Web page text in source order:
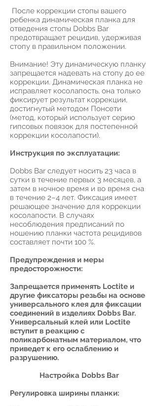
После коррекции стопы вашего
ребенка динамическая планка для
отведения стопы Dobbs Bar
предотвращает рецидив, удерживая
стопу в правильном положении.
Внимание! Эту динамическую планку
запрещается надевать на стопу до ее
коррекции. Динамическая планка не
исправляет косолапость, она только
фиксирует результат коррекции,
достигнутый методом Понсети
(метод, который использует серию
гипсовых повязок для постепенной
коррекции косолапости).
Инструкция по эксплуатации:
Dobbs Bar следует носить 23 часа в
сутки в течение первых 3 месяцев, а
затем в ночное время и во время сна
в течение 2–4 лет. Фиксация имеет
решающее значение для коррекции
косолапости. В случаях
несоблюдения предписаний по
ношению планки частота рецидивов
составляет почти 100 %.
Предупреждения и меры
предосторожности:
Запрещается применять Loctite и
другие фиксаторы резьбы на основе
универсального клея для фиксации
соединений в изделиях Dobbs Bar.
Универсальный клей или Loctite
вступит в реакцию с
поликарбонатным материалом, что
приведет к его ослаблению и
разрушению.
Настройка Dobbs Bar
Регулировка ширины планки: